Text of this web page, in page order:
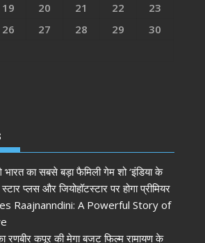
19 20 21 22
23
26 27 28 29
30
का सबसे बड़ा फैमिली गेम शो ‘इंडिया के
प्लस और जियोहॉटस्टार पर होगा प्रीमियर
Raajnanndini: A Powerful Story of
रणबीर कपूर की मेगा बजट फिल्म रामायण के